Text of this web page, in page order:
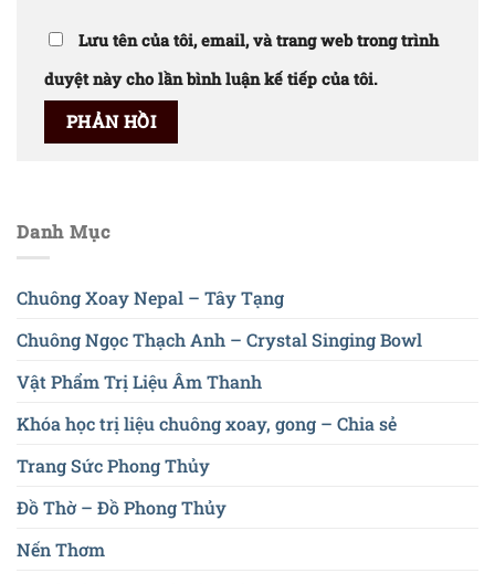
Lưu tên của tôi, email, và trang web trong trình
duyệt này cho lần bình luận kế tiếp của tôi.
Danh Mục
Chuông Xoay Nepal – Tây Tạng
Chuông Ngọc Thạch Anh – Crystal Singing Bowl
Vật Phẩm Trị Liệu Âm Thanh
Khóa học trị liệu chuông xoay, gong – Chia sẻ
Trang Sức Phong Thủy
Đồ Thờ – Đồ Phong Thủy
Nến Thơm